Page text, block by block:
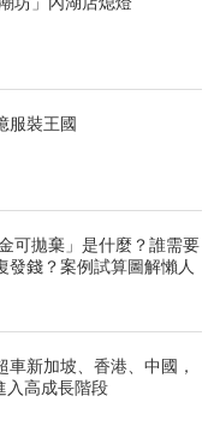
服裝王國
可拋棄」是什麼？誰需要
發錢？案例試算圖解懶人
新加坡、香港、中國，
入高成長階段